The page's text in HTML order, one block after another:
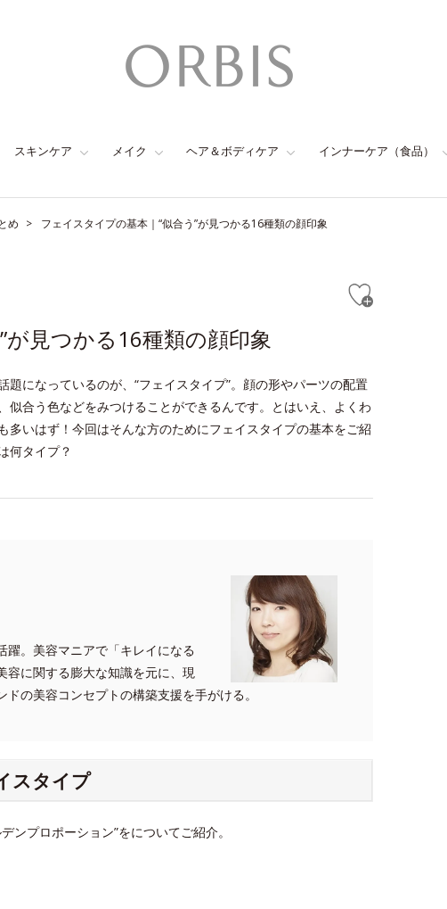
スキンケア メイク ヘア＆ボディケア インナーケア（食品）
め フェイスタイプの基本｜“似合う”が見つかる16種類の顔印象
見つかる16種類の顔印象
題になっているのが、“フェイスタイプ”。顔の形やパーツの配置
似合う色などをみつけることができるんです。とはいえ、よくわ
多いはず！今回はそんな方のためにフェイスタイプの基本をご紹
何タイプ？
躍。美容マニアで「キレイになる
容に関する膨大な知識を元に、現
の美容コンセプトの構築支援を手がける。
スタイプ
ンプロポーション”をについてご紹介。